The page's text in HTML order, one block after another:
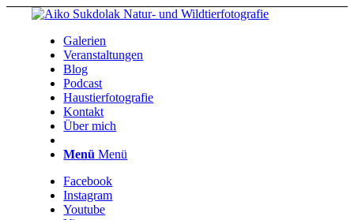
Galerien
Veranstaltungen
Blog
Podcast
Haustierfotografie
Kontakt
Über mich
Menü Menü
Facebook
Instagram
Youtube